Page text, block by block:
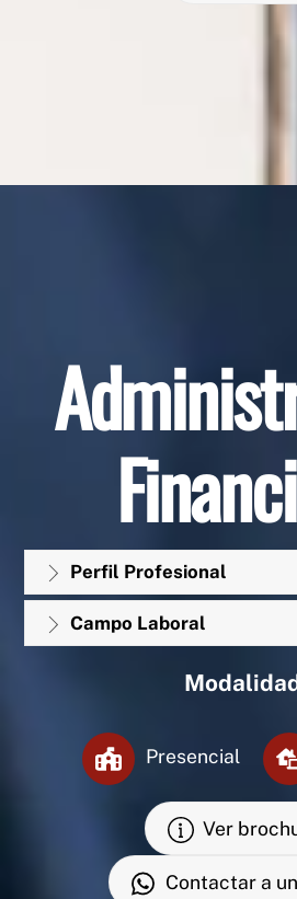
Perfil Profesional
Campo Laboral
Presencial
Ver
Contactar a